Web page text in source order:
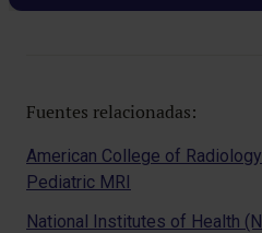
Fuentes relacionadas:
American College of
Pediatric MRI
National Institutes of Health